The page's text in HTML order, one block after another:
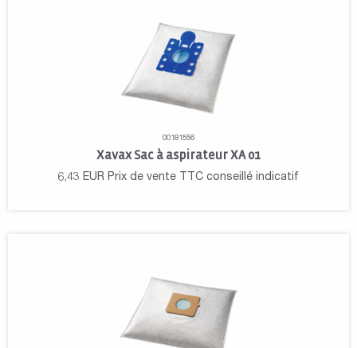
00181556
Xavax Sac à aspirateur XA 01
6,43 EUR Prix de vente TTC conseillé indicatif